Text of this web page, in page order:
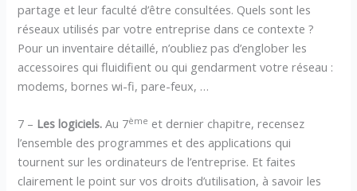
partage et leur faculté d’être consultées. Quels sont les
réseaux utilisés par votre entreprise dans ce contexte ?
Pour un inventaire détaillé, n’oubliez pas d’englober les
accessoires qui fluidifient ou qui gendarment votre réseau :
modems, bornes wi-fi, pare-feux, …
7 – Les logiciels. Au 7ème et dernier chapitre, recensez
l’ensemble des programmes et des applications qui
tournent sur les ordinateurs de l’entreprise. Et faites
clairement le point sur vos droits d’utilisation, à savoir les